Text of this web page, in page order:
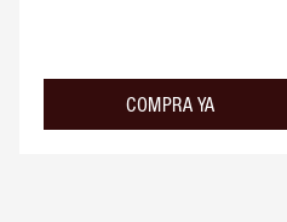
COMPRA YA